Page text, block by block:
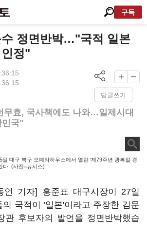
구독
수 정면반박…"국적 일본
정"
답글쓰기
무효, 국사책에도 나와…일제시대
민국"
대구 북구 오페라하우스에서 열린 ‘제79주년 광복절 경
다. (사진=뉴시스)
인 기자] 홍준표 대구시장이 27일
국적이 '일본'이라고 주장한 김문
관 후보자의 발언을 정면반박했습